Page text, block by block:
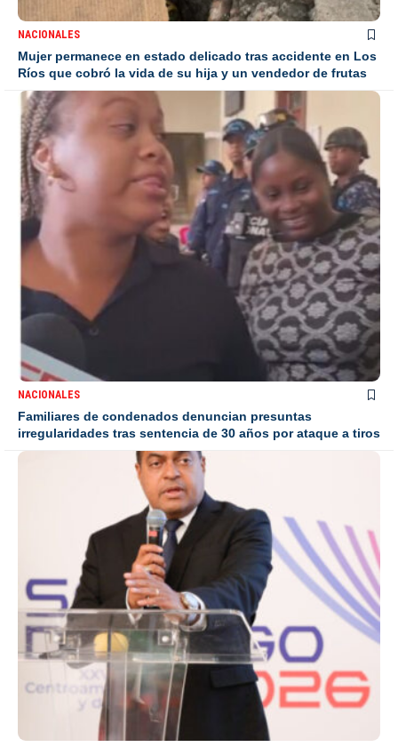
NACIONALES
Mujer permanece en estado delicado tras accidente en Los
Ríos que cobró la vida de su hija y un vendedor de frutas
NACIONALES
Familiares de condenados denuncian presuntas
irregularidades tras sentencia de 30 años por ataque a tiros